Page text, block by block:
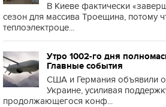
В Киеве фактически
сезон для массива Троещина, потому
теплоэлектроце...
Утро 1002-го дня
Главные события
США и Германия объявили
Украине, усиливая
продолжающегося конф...